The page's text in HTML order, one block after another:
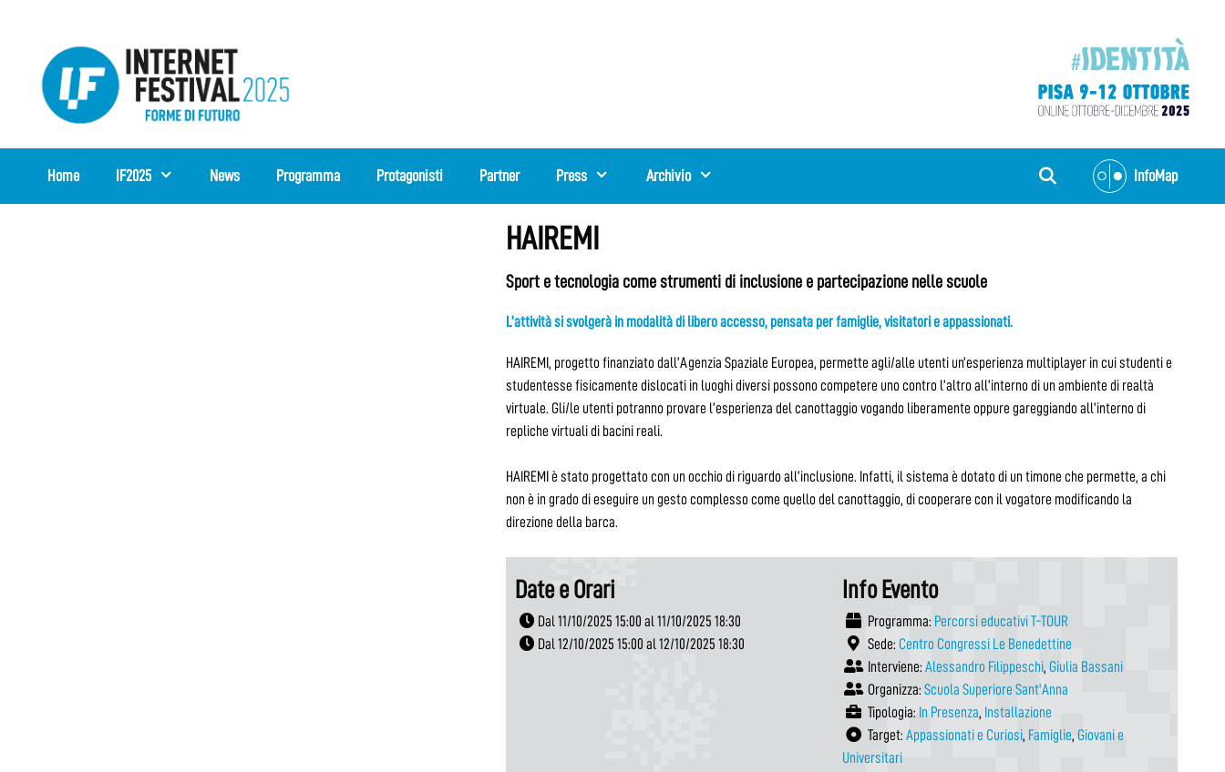
contenuto
Home IF2025 News Programma Protagonisti Partner Press Archivio InfoMap
HAIREMI
Sport e tecnologia come strumenti di inclusione e partecipazione nelle scuole
L’attività si svolgerà in modalità di libero accesso, pensata per famiglie, visitatori e appassionati.
HAIREMI, progetto finanziato dall’Agenzia Spaziale Europea, permette agli/alle utenti un’esperienza multiplayer in cui studenti e
studentesse fisicamente dislocati in luoghi diversi possono competere uno contro l’altro all’interno di un ambiente di realtà
virtuale. Gli/le utenti potranno provare l’esperienza del canottaggio vogando liberamente oppure gareggiando all’interno di
repliche virtuali di bacini reali.
HAIREMI è stato progettato con un occhio di riguardo all’inclusione. Infatti, il sistema è dotato di un timone che permette, a chi
non è in grado di eseguire un gesto complesso come quello del canottaggio, di cooperare con il vogatore modificando la
direzione della barca.
Date e Orari
Dal 11/10/2025 15:00 al 11/10/2025 18:30
Dal 12/10/2025 15:00 al 12/10/2025 18:30
Info Evento
Programma: Percorsi educativi T-TOUR
Sede: Centro Congressi Le Benedettine
Interviene: Alessandro Filippeschi, Giulia Bassani
Organizza: Scuola Superiore Sant'Anna
Tipologia: In Presenza, Installazione
Target: Appassionati e Curiosi, Famiglie, Giovani e
Universitari